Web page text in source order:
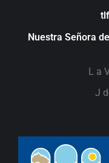
Nuestra Señora
L a
J